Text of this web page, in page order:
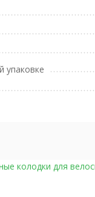
упаковке
колодки для